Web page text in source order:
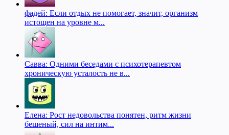
фадей: Если отдых не помогает, значит, организм
истощен на уровне м...
Савва: Одними беседами с психотерапевтом
хроническую усталость не в...
Елена: Рост недовольства понятен, ритм жизни
бешеный, сил на интим...